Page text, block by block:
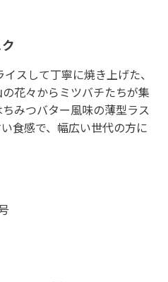
スして丁寧に焼き上げた、
花々からミツバチたちが集
みつバター風味の薄型ラス
食感で、幅広い世代の方に